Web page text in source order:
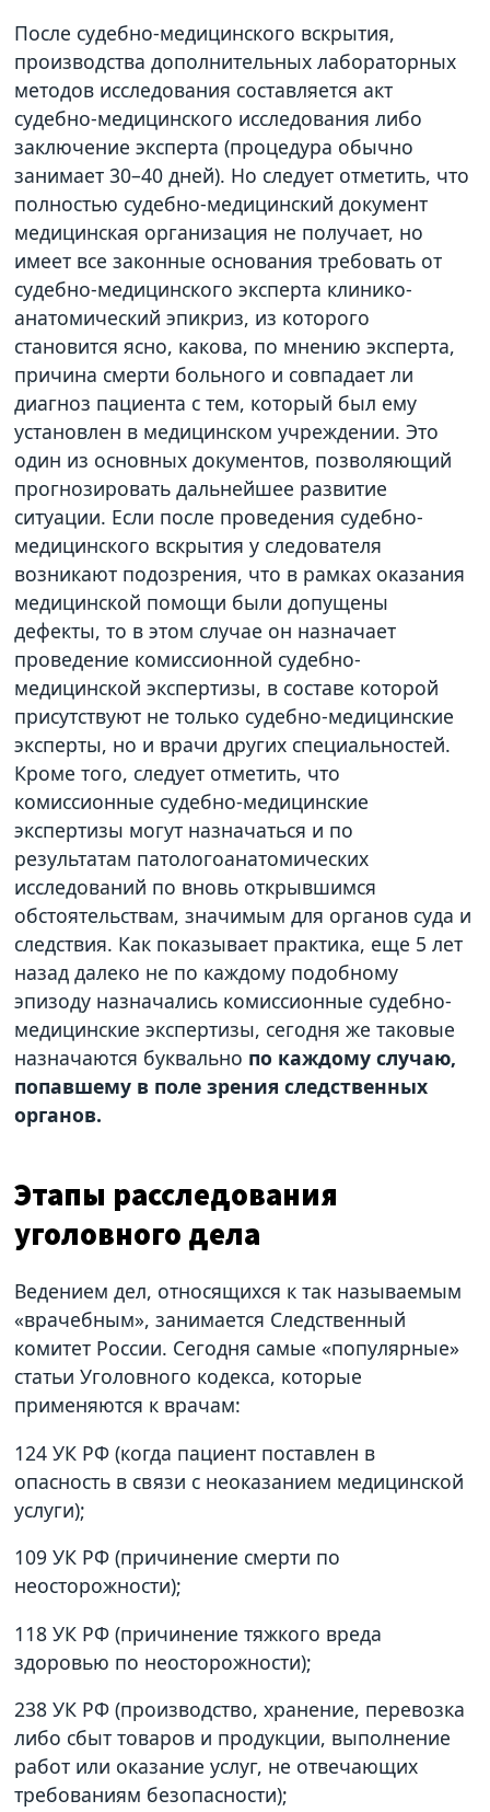
После судебно-медицинского вскрытия,
производства дополнительных лабораторных
методов исследования составляется акт
судебно-медицинского исследования либо
заключение эксперта (процедура обычно
занимает 30–40 дней). Но следует отметить, что
полностью судебно-медицинский документ
медицинская организация не получает, но
имеет все законные основания требовать от
судебно-медицинского эксперта клинико-
анатомический эпикриз, из которого
становится ясно, какова, по мнению эксперта,
причина смерти больного и совпадает ли
диагноз пациента с тем, который был ему
установлен в медицинском учреждении. Это
один из основных документов, позволяющий
прогнозировать дальнейшее развитие
ситуации. Если после проведения судебно-
медицинского вскрытия у следователя
возникают подозрения, что в рамках оказания
медицинской помощи были допущены
дефекты, то в этом случае он назначает
проведение комиссионной судебно-
медицинской экспертизы, в составе которой
присутствуют не только судебно-медицинские
эксперты, но и врачи других специальностей.
Кроме того, следует отметить, что
комиссионные судебно-медицинские
экспертизы могут назначаться и по
результатам патологоанатомических
исследований по вновь открывшимся
обстоятельствам, значимым для органов суда и
следствия. Как показывает практика, еще 5 лет
назад далеко не по каждому подобному
эпизоду назначались комиссионные судебно-
медицинские экспертизы, сегодня же таковые
назначаются буквально по каждому случаю,
попавшему в поле зрения следственных
органов.
Этапы расследования
уголовного дела
Ведением дел, относящихся к так называемым
«врачебным», занимается Следственный
комитет России. Сегодня самые «популярные»
статьи Уголовного кодекса, которые
применяются к врачам:
124 УК РФ (когда пациент поставлен в
опасность в связи с неоказанием медицинской
услуги);
109 УК РФ (причинение смерти по
неосторожности);
118 УК РФ (причинение тяжкого вреда
здоровью по неосторожности);
238 УК РФ (производство, хранение, перевозка
либо сбыт товаров и продукции, выполнение
работ или оказание услуг, не отвечающих
требованиям безопасности);